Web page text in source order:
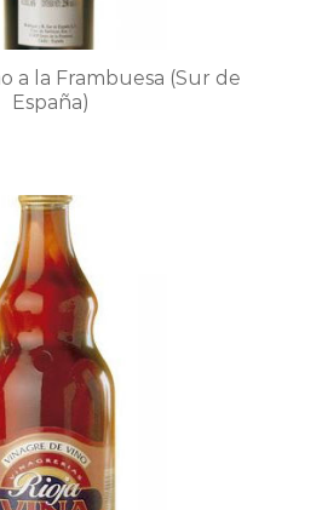
a la Frambuesa (Sur de
España)
tiene
múltiples
variantes.
Las
opciones
se
pueden
elegir
en
la
página